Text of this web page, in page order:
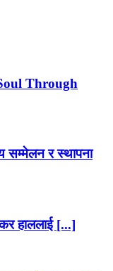
Through
सम्मेलन र स्थापना
हाललाई [...]